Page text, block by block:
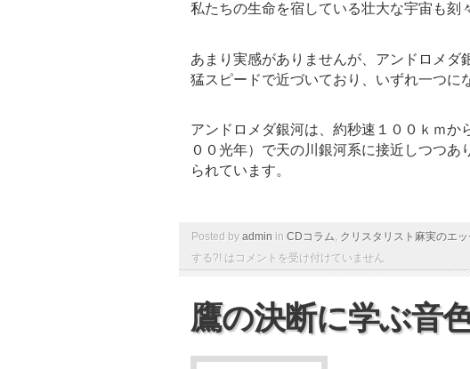
私たちの生命を宿している壮大な宇宙も刻
あまり実感がありませんが、アンドロメダ
猛スピードで近づいており、いずれ一つに
アンドロメダ銀河は、約秒速１００ｋｍか
００光年）で天の川銀河系に接近しつつあ
られています。
Posted by admin in CDコラム, クリスタリスト麻実のエッ
する?! は コメントを受け付けていません
鷹の決断に学ぶ音